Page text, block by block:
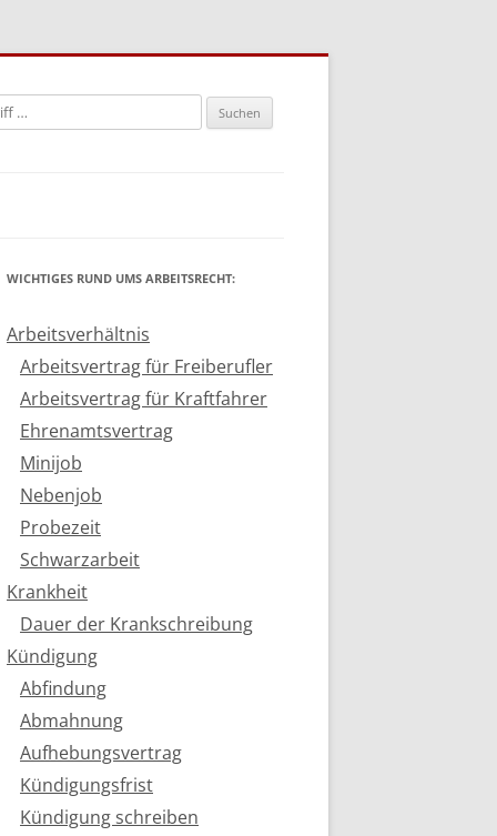
WICHTIGES RUND UMS ARBEITSRECHT:
Arbeitsverhältnis
Arbeitsvertrag für Freiberufler
Arbeitsvertrag für Kraftfahrer
Ehrenamtsvertrag
Minijob
Nebenjob
Probezeit
Schwarzarbeit
Krankheit
Dauer der Krankschreibung
Kündigung
Abfindung
Abmahnung
Aufhebungsvertrag
Kündigungsfrist
Kündigung schreiben